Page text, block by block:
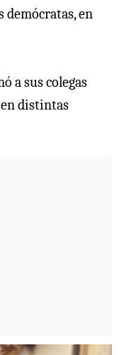
demócratas, en
a sus colegas
distintas